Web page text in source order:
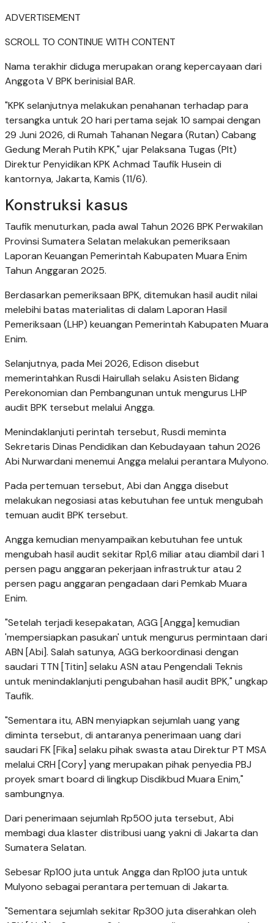
ADVERTISEMENT
SCROLL TO CONTINUE WITH CONTENT
Nama terakhir diduga merupakan orang kepercayaan dari
Anggota V BPK berinisial BAR.
"KPK selanjutnya melakukan penahanan terhadap para
tersangka untuk 20 hari pertama sejak 10 sampai dengan
29 Juni 2026, di Rumah Tahanan Negara (Rutan) Cabang
Gedung Merah Putih KPK," ujar Pelaksana Tugas (Plt)
Direktur Penyidikan KPK Achmad Taufik Husein di
kantornya, Jakarta, Kamis (11/6).
Konstruksi kasus
Taufik menuturkan, pada awal Tahun 2026 BPK Perwakilan
Provinsi Sumatera Selatan melakukan pemeriksaan
Laporan Keuangan Pemerintah Kabupaten Muara Enim
Tahun Anggaran 2025.
Berdasarkan pemeriksaan BPK, ditemukan hasil audit nilai
melebihi batas materialitas di dalam Laporan Hasil
Pemeriksaan (LHP) keuangan Pemerintah Kabupaten Muara
Enim.
Selanjutnya, pada Mei 2026, Edison disebut
memerintahkan Rusdi Hairullah selaku Asisten Bidang
Perekonomian dan Pembangunan untuk mengurus LHP
audit BPK tersebut melalui Angga.
Menindaklanjuti perintah tersebut, Rusdi meminta
Sekretaris Dinas Pendidikan dan Kebudayaan tahun 2026
Abi Nurwardani menemui Angga melalui perantara Mulyono.
Pada pertemuan tersebut, Abi dan Angga disebut
melakukan negosiasi atas kebutuhan fee untuk mengubah
temuan audit BPK tersebut.
Angga kemudian menyampaikan kebutuhan fee untuk
mengubah hasil audit sekitar Rp1,6 miliar atau diambil dari 1
persen pagu anggaran pekerjaan infrastruktur atau 2
persen pagu anggaran pengadaan dari Pemkab Muara
Enim.
"Setelah terjadi kesepakatan, AGG [Angga] kemudian
'mempersiapkan pasukan' untuk mengurus permintaan dari
ABN [Abi]. Salah satunya, AGG berkoordinasi dengan
saudari TTN [Titin] selaku ASN atau Pengendali Teknis
untuk menindaklanjuti pengubahan hasil audit BPK," ungkap
Taufik.
"Sementara itu, ABN menyiapkan sejumlah uang yang
diminta tersebut, di antaranya penerimaan uang dari
saudari FK [Fika] selaku pihak swasta atau Direktur PT MSA
melalui CRH [Cory] yang merupakan pihak penyedia PBJ
proyek smart board di lingkup Disdikbud Muara Enim,"
sambungnya.
Dari penerimaan sejumlah Rp500 juta tersebut, Abi
membagi dua klaster distribusi uang yakni di Jakarta dan
Sumatera Selatan.
Sebesar Rp100 juta untuk Angga dan Rp100 juta untuk
Mulyono sebagai perantara pertemuan di Jakarta.
"Sementara sejumlah sekitar Rp300 juta diserahkan oleh